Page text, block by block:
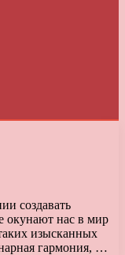
создавать
окунают нас в мир
изысканных
гармония, …